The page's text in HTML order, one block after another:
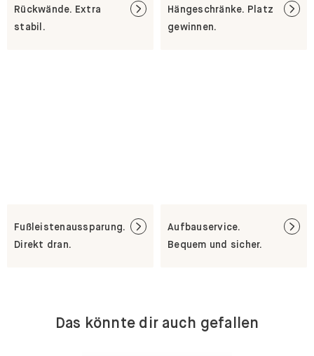
Rückwände. Extra
stabil.
Hängeschränke. Platz
gewinnen.
Fußleistenaussparung.
Direkt dran.
Aufbauservice.
Bequem und sicher.
Das könnte dir auch gefallen